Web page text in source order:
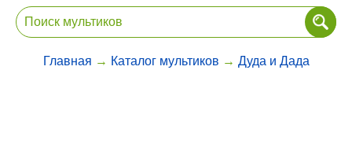
Главная → Каталог мультиков → Дуда и Дада